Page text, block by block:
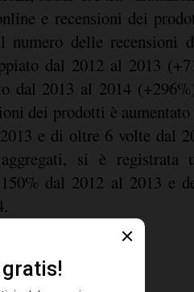
e recensioni dei
numero delle recensioni
dal 2012 al 2013
dal 2013 al 2014
dei prodotti è
e di oltre 6 volte dal
si è registrata
dal 2012 al 2013 e